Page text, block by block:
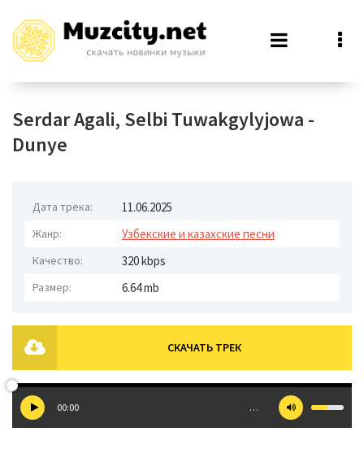
Serdar Agali, Selbi Tuwakgylyjowa -
Dunye
Дата трека: 11.06.2025
Жанр: Узбекские и казахские песни
Качество: 320 kbps
Размер: 6.64 mb
СКАЧАТЬ ТРЕК
00:00 …